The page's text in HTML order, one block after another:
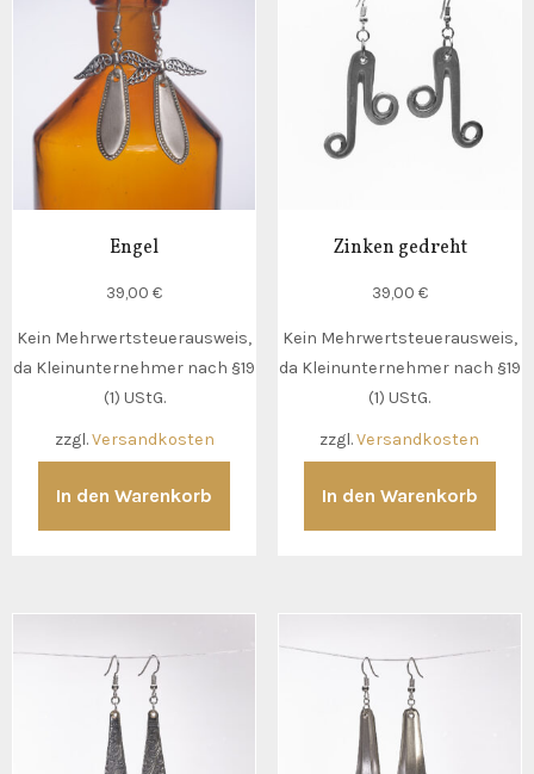
Engel
39,00€
Kein Mehrwertsteuerausweis,
da Kleinunternehmer nach §19
(1) UStG.
zzgl.Versandkosten
In den Warenkorb
Zinken gedreht
39,00 €
Kein Mehrwertsteuerausweis,
da Kleinunternehmer nach §19
(1) UStG.
zzgl.Versandkosten
In den Warenkorb